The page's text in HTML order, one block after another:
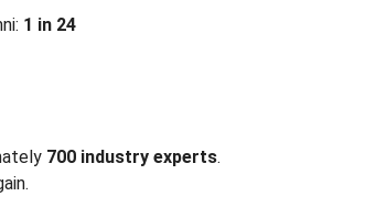
1 in 24
700 industry experts.